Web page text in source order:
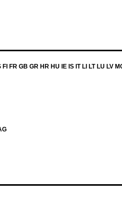
FR GB GR HR HU IE IS IT LI LT LU LV